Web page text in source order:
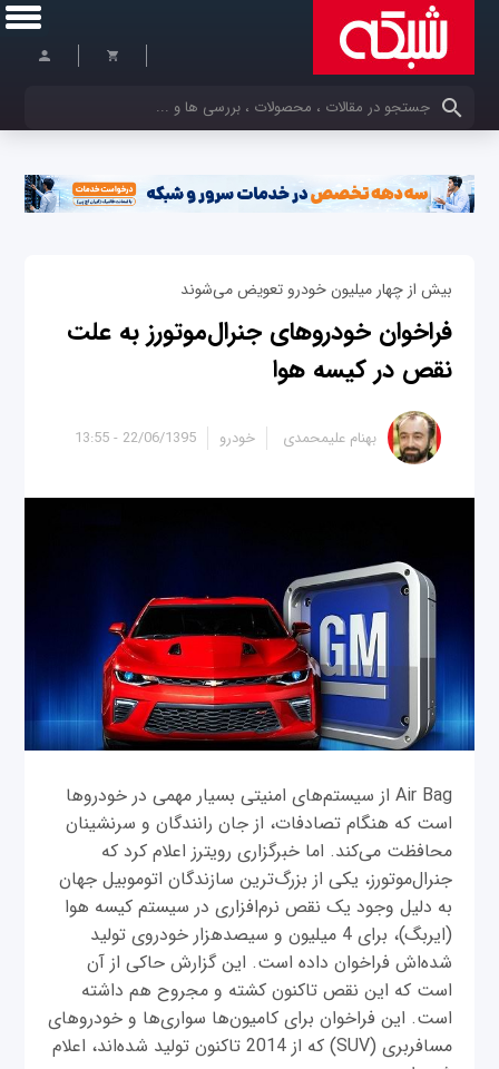
کلمات کلیدی خود را وارد کنید
بیش از چهار میلیون خودرو تعویض می‌شوند
فراخوان خودروهای جنرال‌موتورز به علت
نقص در کیسه‌ هوا
22/06/1395 - 13:55 بهنام علیمحمدی خودرو
Air Bag از سیستم‌های امنیتی بسیار مهمی در خودروها
است که هنگام تصادفات، از جان رانندگان و سرنشینان
محافظت می‌کند. اما خبرگزاری رویترز اعلام کرد که
جنرال‌موتورز، یکی از بزرگ‌ترین سازندگان اتوموبیل جهان
به دلیل وجود یک نقص نرم‌افزاری در سیستم کیسه هوا
(ایربگ)، برای 4 میلیون و سیصد‌هزار خودروی تولید
شده‌اش فراخوان داده است. این گزارش حاکی از آن
است که این نقص تاکنون کشته و مجروح هم داشته
است. این فراخوان برای کامیون‌‌ها سواری‌ها و خودروهای
مسافربری (SUV) که از 2014 تاکنون تولید شده‌اند، اعلام